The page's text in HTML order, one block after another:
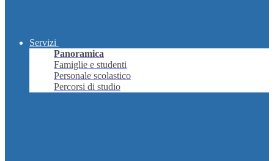
Servizi
Panoramica
Famiglie e studenti
Personale scolastico
Percorsi di studio